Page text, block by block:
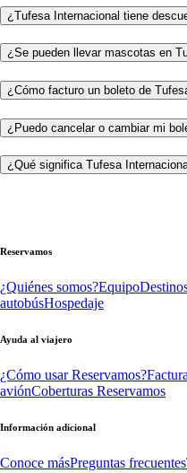
¿Tufesa Internacional tiene
¿Se pueden llevar mascotas en
¿Cómo facturo un boleto de
¿Puedo cancelar o cambiar mi
¿Qué significa Tufesa
Reservamos
¿Quiénes somos?Equipo
autobúsHospedaje
Ayuda al viajero
¿Cómo usar Reservamos?
aviónCoberturas Reservamos
Información adicional
Conoce másPreguntas frecuentes